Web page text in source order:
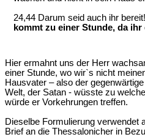
24,44 Darum seid auch ihr bereit!
kommt zu einer Stunde, da
Hier ermahnt uns der Herr
einer Stunde, wo wir`s nicht
Hausvater – also der
Welt, der Satan - wüsste zu
würde er Vorkehrungen treffen.
Dieselbe Formulierung verwendet
Brief an die Thessalonicher in